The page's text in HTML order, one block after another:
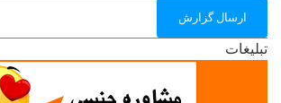
ارسال گزارش
تبلیغات